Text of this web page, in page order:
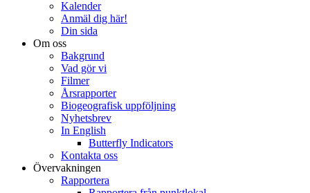
Kalender
Anmäl dig här!
Din sida
Om oss
Bakgrund
Vad gör vi
Filmer
Årsrapporter
Biogeografisk uppföljning
Nyhetsbrev
In English
Butterfly Indicators
Kontakta oss
Övervakningen
Rapportera